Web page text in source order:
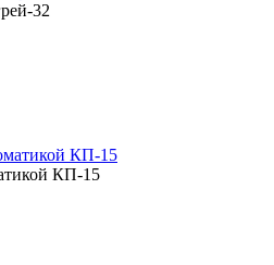
32
КП-15